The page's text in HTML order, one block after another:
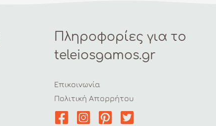
Πληροφορίες για το
teleiosgamos.gr
Επικοινωνία
Πολιτική Απορρήτου